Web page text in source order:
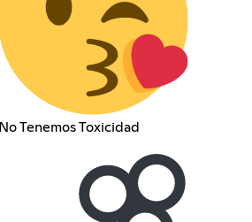
No Tenemos Toxicidad